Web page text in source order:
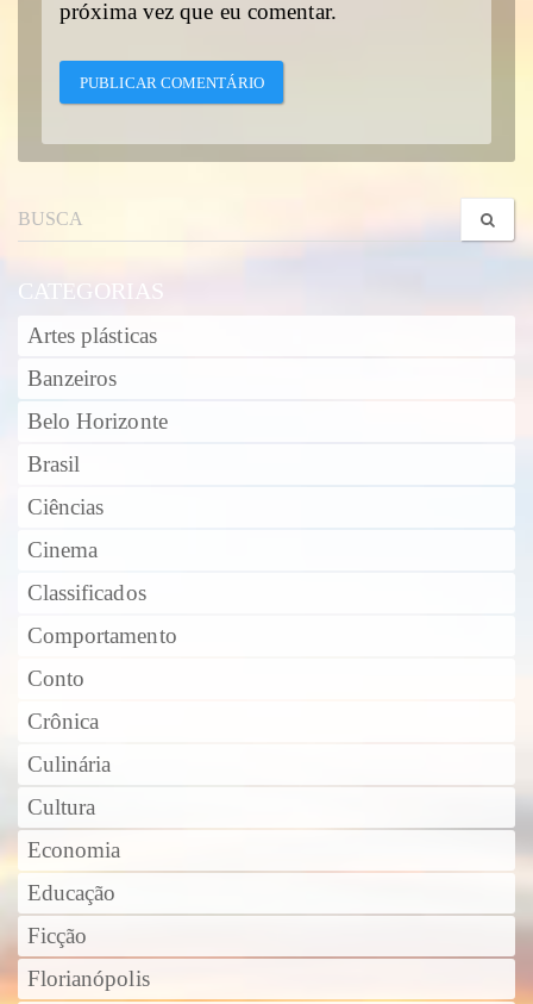
próxima vez que eu comentar.
CATEGORIAS
Artes plásticas
Banzeiros
Belo Horizonte
Brasil
Ciências
Cinema
Classificados
Comportamento
Conto
Crônica
Culinária
Cultura
Economia
Educação
Ficção
Florianópolis